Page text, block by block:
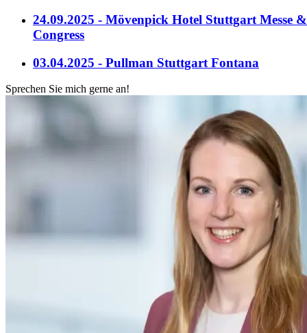
24.09.2025 - Mövenpick Hotel Stuttgart Messe &
Congress
03.04.2025 - Pullman Stuttgart Fontana
Sprechen Sie mich gerne an!